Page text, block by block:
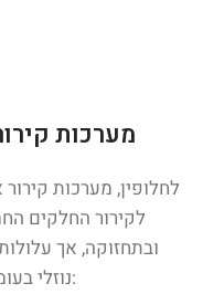
מערכות
לחלופין, מערכות
לקירור החלקים
ובתחזוקה, אך
נוזלי בעומסי חום גבוהים. מערכות אוויר כוללות: